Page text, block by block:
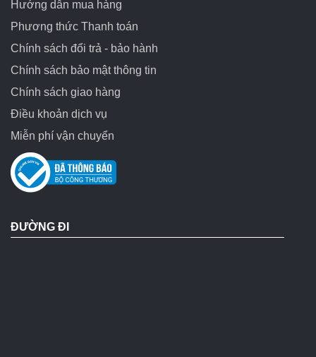
Hướng dẫn mua hàng
Phương thức Thanh toán
Chính sách đổi trả - bảo hành
Chính sách bảo mật thông tin
Chính sách giao hàng
Điều khoản dịch vụ
Miễn phí vận chuyển
ĐƯỜNG ĐI